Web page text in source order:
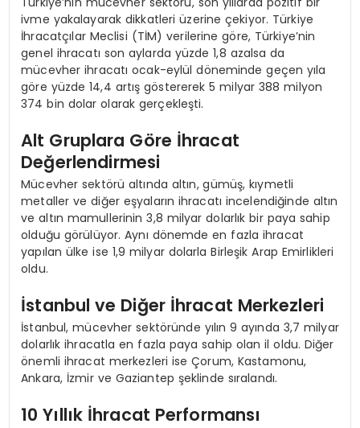
ivme yakalayarak dikkatleri üzerine çekiyor. Türkiye
İhracatçılar Meclisi (TİM) verilerine göre, Türkiye’nin
genel ihracatı son aylarda yüzde 1,8 azalsa da
mücevher ihracatı ocak-eylül döneminde geçen yıla
göre yüzde 14,4 artış göstererek 5 milyar 388 milyon
374 bin dolar olarak gerçekleşti.
Alt Gruplara Göre İhracat
Değerlendirmesi
Mücevher sektörü altında altın, gümüş, kıymetli
metaller ve diğer eşyaların ihracatı incelendiğinde altın
ve altın mamullerinin 3,8 milyar dolarlık bir paya sahip
olduğu görülüyor. Aynı dönemde en fazla ihracat
yapılan ülke ise 1,9 milyar dolarla Birleşik Arap Emirlikleri
oldu.
İstanbul ve Diğer İhracat Merkezleri
İstanbul, mücevher sektöründe yılın 9 ayında 3,7 milyar
dolarlık ihracatla en fazla paya sahip olan il oldu. Diğer
önemli ihracat merkezleri ise Çorum, Kastamonu,
Ankara, İzmir ve Gaziantep şeklinde sıralandı.
10 Yıllık İhracat Performansı